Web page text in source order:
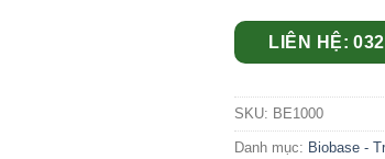
LIÊN HỆ:
SKU: BE1000
Danh mục: Biobase -